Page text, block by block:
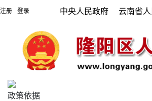
注册 登录 中央人民政府 云南省
政策依据